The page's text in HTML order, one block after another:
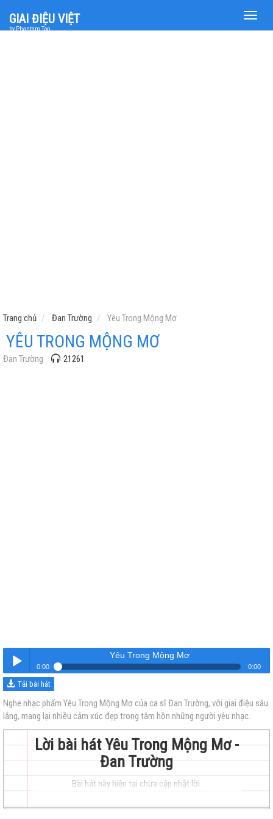
Toggle
GIAI ĐIỆU VIỆT
by Phantam Top
Trang chủ Đan Trường Yêu Trong Mộng Mơ
YÊU TRONG MỘNG MƠ
Đan Trường 21261
Nghe
Yêu Trong Mộng Mơ
0:00 0:00
Yêu Trong Mộng Mơ
Tải bài hát
Nghe nhạc phẩm Yêu Trong Mộng Mơ của ca sĩ Đan Trường, với giai điệu sâu
lắng, mang lại nhiều cảm xúc đẹp trong tâm hồn những người yêu nhạc.
Lời bài hát Yêu Trong Mộng Mơ -
Đan Trường
Bài hát này hiện tại chưa cập nhật lời.